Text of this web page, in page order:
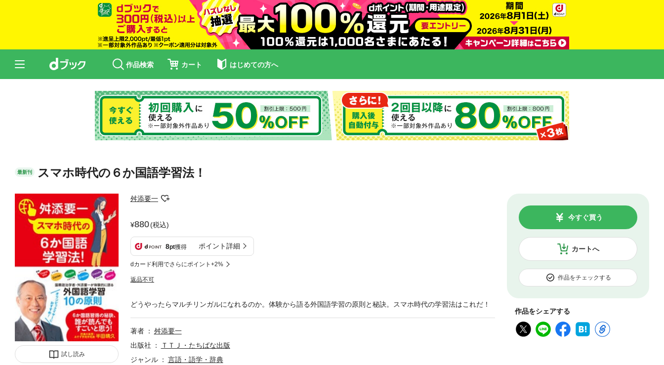
作品検索 カート はじめての方へ
最新刊 スマホ時代の６か国語学習法！
試し読み
舛添要一
880(税込)
8pt獲得 ポイント詳細
dカード利用でさらにポイント+2%
返品不可
カートへ
今すぐ買う
作品をチェックする
作品をシェアする
どうやったらマルチリンガルになれるのか。体験から語る外国語学習の原則と秘訣。スマホ時代の学習法はこれだ！
著者
舛添要一
出版社
ＴＴＪ・たちばな出版
ジャンル
言語・語学・辞典